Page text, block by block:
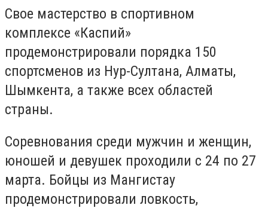
Свое мастерство в спортивном
комплексе «Каспий»
продемонстрировали порядка 150
спортсменов из Нур-Султана, Алматы,
Шымкента, а также всех областей
страны.
Соревнования среди мужчин и женщин,
юношей и девушек проходили с 24 по 27
марта. Бойцы из Мангистау
продемонстрировали ловкость,